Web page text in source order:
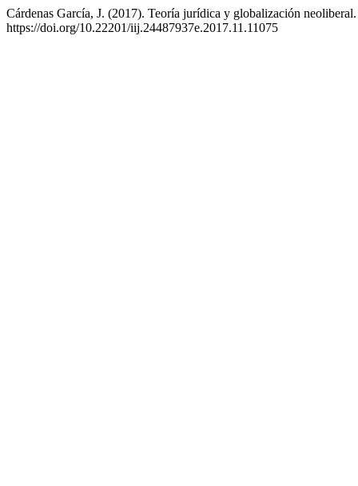
Cárdenas García, J. (2017). Teoría jurídica y globalización
https://doi.org/10.22201/iij.24487937e.2017.11.11075